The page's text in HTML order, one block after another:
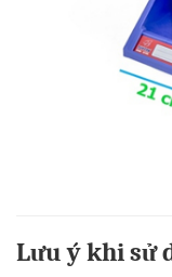
Lưu ý khi sử